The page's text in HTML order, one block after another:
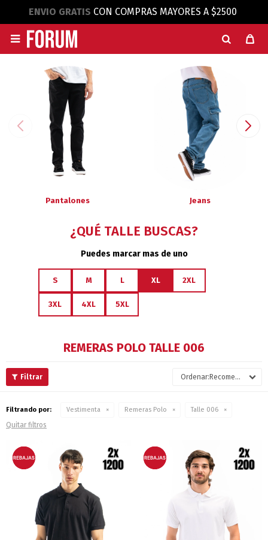
ENVIO GRATIS CON COMPRAS MAYORES A $2500

Pantalones Jeans
¿QUÉ TALLE BUSCAS?
Puedes marcar mas de uno
S M L XL 2XL
3XL 4XL 5XL
REMERAS POLO TALLE 006
Recomendados
Filtrando por: Vestimenta Remeras Polo Talle 006
Quitar filtros